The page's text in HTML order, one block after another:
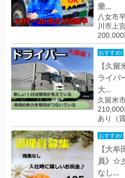
乗...
八女市
川市上
200,000
おすすめ!
【久
ライバ
大...
久留米
あり（
おすすめ!
【大
員》☆
なし...